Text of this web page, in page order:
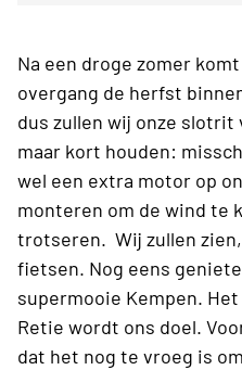
Na een droge zomer
overgang de herfst
dus zullen wij onze slotrit
maar kort houden:
wel een extra motor op
monteren om de wind te
trotseren. Wij zullen
fietsen. Nog eens
supermooie Kempen.
Retie wordt ons doel.
dat het nog te vroeg is